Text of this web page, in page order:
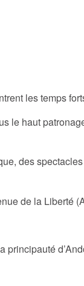
les temps
le haut
des
de la Liberté